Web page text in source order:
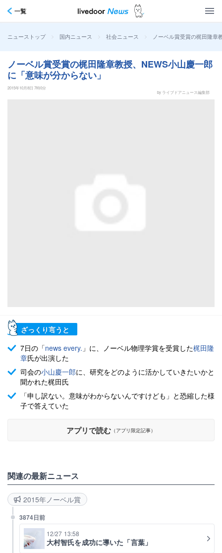
一覧
ニューストップ > 国内ニュース > 社会ニュース > ノーベル賞受賞の梶田隆章
ノーベル賞受賞の梶田隆章教授、NEWS小山慶一郎
に「意味が分からない」
2015年10月8日 7時0分
by ライブドアニュース編集部
ざっくり言うと
7日の「news every. 」に、ノーベル物理学賞を受賞した梶田隆
章氏が出演した
司会の小山慶一郎に、研究をどのように活かしていきたいかと
聞かれた梶田氏
「申し訳ない。意味がわからないんですけども」と恐縮した様
子で答えていた
アプリで読む （アプリ限定記事）
関連の最新ニュース
2015年ノーベル賞
3874日前
12/27 13:58
大村智氏を成功に導いた「言葉」